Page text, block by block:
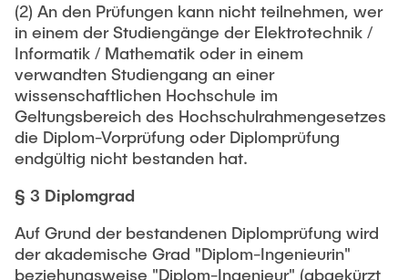
(2) An den Prüfungen kann nicht teilnehmen, wer
in einem der Studiengänge der Elektrotechnik /
Informatik / Mathematik oder in einem
verwandten Studiengang an einer
wissenschaftlichen Hochschule im
Geltungsbereich des Hochschulrahmengesetzes
die Diplom-Vorprüfung oder Diplomprüfung
endgültig nicht bestanden hat.
§ 3 Diplomgrad
Auf Grund der bestandenen Diplomprüfung wird
der akademische Grad "Diplom-Ingenieurin"
beziehungsweise "Diplom-Ingenieur" (abgekürzt